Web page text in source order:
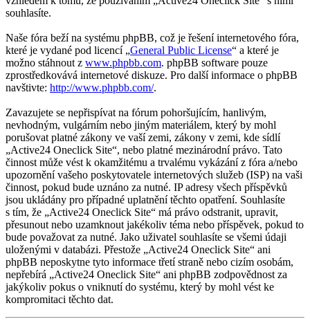
souhlasíte.
Naše fóra beží na systému phpBB, což je řešení internetového fóra,
které je vydané pod licencí „General Public License“ a které je
možno stáhnout z www.phpbb.com. phpBB software pouze
zprostředkovává internetové diskuze. Pro další informace o phpBB
navštivte: http://www.phpbb.com/.
Zavazujete se nepřispívat na fórum pohoršujícím, hanlivým,
nevhodným, vulgárním nebo jiným materiálem, který by mohl
porušovat platné zákony ve vaší zemi, zákony v zemi, kde sídlí
„Active24 Oneclick Site“, nebo platné mezinárodní právo. Tato
činnost může vést k okamžitému a trvalému vykázání z fóra a/nebo
upozornění vašeho poskytovatele internetových služeb (ISP) na vaši
činnost, pokud bude uznáno za nutné. IP adresy všech příspěvků
jsou ukládány pro případné uplatnění těchto opatření. Souhlasíte
s tím, že „Active24 Oneclick Site“ má právo odstranit, upravit,
přesunout nebo uzamknout jakékoliv téma nebo příspěvek, pokud to
bude považovat za nutné. Jako uživatel souhlasíte se všemi údaji
uloženými v databázi. Přestože „Active24 Oneclick Site“ ani
phpBB neposkytne tyto informace třetí straně nebo cizím osobám,
nepřebírá „Active24 Oneclick Site“ ani phpBB zodpovědnost za
jakýkoliv pokus o vniknutí do systému, který by mohl vést ke
kompromitaci těchto dat.